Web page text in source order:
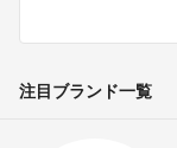
注目ブランド一覧